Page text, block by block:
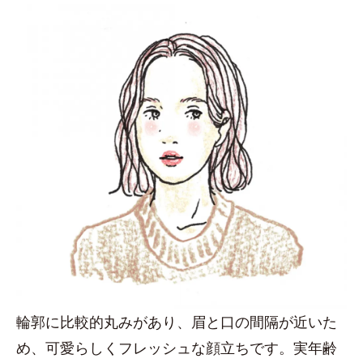
輪郭に比較的丸みがあり、眉と口の間隔が近いた
め、可愛らしくフレッシュな顔立ちです。実年齢